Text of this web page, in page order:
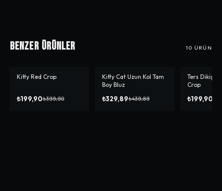
Benzer Ürünler 10 ÜRÜN
-%50
Kitty Red Crop
₺199,90₺399,90
-%25
Kitty Cat Uzun Kol Tam
Boy Bluz
₺329,89₺439,89
-%50
Ters Dikiş
Crop
₺199,90